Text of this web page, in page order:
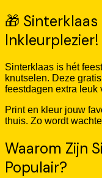
🎁
Inkleurplezier!
Sinterklaas is hét
knutselen. Deze
feestdagen extra leuk
Print en kleur jouw
thuis. Zo wordt
Waarom Zijn
Populair?